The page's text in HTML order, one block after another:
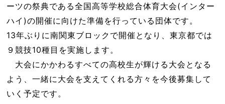
ーツの祭典である全国高等学校総合体育大会(インター
ハイ)の開催に向けた準備を行っている団体です。
13年ぶりに南関東ブロックで開催となり、東京都では
９競技10種目を実施します。
大会にかかわるすべての高校生が輝ける大会となる
よう、一緒に大会を支えてくれる方々を今後募集して
いく予定です。